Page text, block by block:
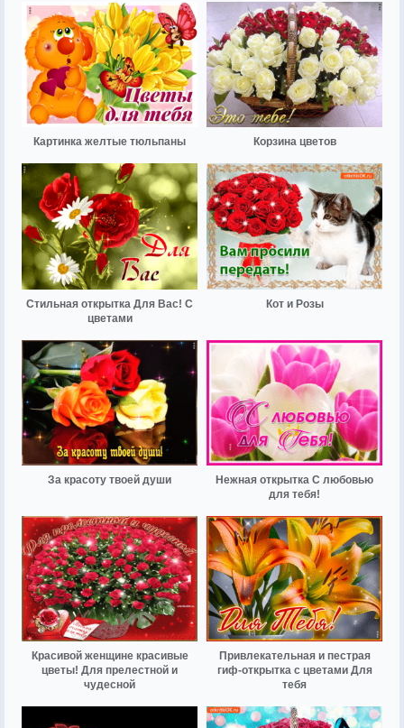
Картинка желтые тюльпаны Корзина цветов
Стильная открытка Для Вас! С
цветами
Кот и Розы
За красоту твоей души
Нежная открытка С любовью
для тебя!
Красивой женщине красивые
цветы! Для прелестной и
чудесной
Привлекательная и пестрая
гиф-открытка с цветами Для
тебя